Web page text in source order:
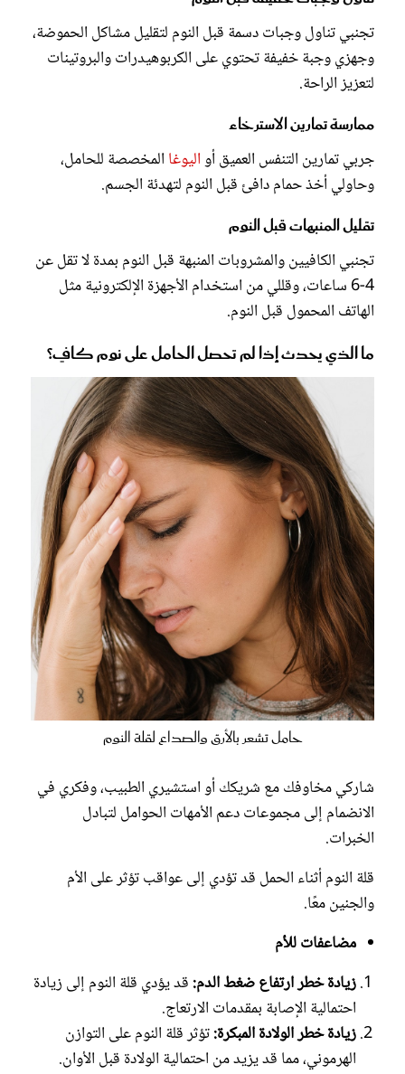
تجنبي تناول وجبات دسمة قبل النوم لتقليل مشاكل الحموضة،
وجهزي وجبة خفيفة تحتوي على الكربوهيدرات والبروتينات
لتعزيز الراحة.
ممارسة تمارين الاسترخاء
جربي تمارين التنفس العميق أواليوغا المخصصة للحامل،
وحاولي أخذ حمام دافئ قبل النوم لتهدئة الجسم.
تقليل المنبهات قبل النوم
تجنبي الكافيين والمشروبات المنبهة قبل النوم بمدة لا تقل عن
4-6 ساعات، وقللي من استخدام الأجهزة الإلكترونية مثل
الهاتف المحمول قبل النوم.
ما الذي يحدث إذا لم تحصل الحامل على نوم كافٍ؟
حامل تشعر بالأرق والصداع لقلة النوم
شاركي مخاوفك مع شريكك أو استشيري الطبيب، وفكري في
الانضمام إلى مجموعات دعم الأمهات الحوامل لتبادل
الخبرات.
قلة النوم أثناء الحمل قد تؤدي إلى عواقب تؤثر على الأم
والجنين معًا.
مضاعفات للأم
زيادة خطر ارتفاع ضغط الدم:قد يؤدي قلة النوم إلى زيادة
احتمالية الإصابة بمقدمات الارتعاج.
زيادة خطر الولادة المبكرة:تؤثر قلة النوم على التوازن
الهرموني، مما قد يزيد من احتمالية الولادة قبل الأوان.